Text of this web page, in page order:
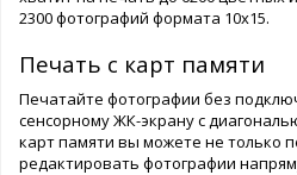
2300 фотографий формата 10х15.
Печать с карт памяти
Печатайте фотографии без
сенсорному ЖК-экрану с
карт памяти вы можете не только
редактировать фотографии